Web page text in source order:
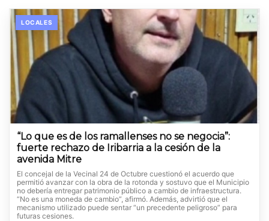
LOCALES
“Lo que es de los ramallenses no se negocia”:
fuerte rechazo de Iribarria a la cesión de la
avenida Mitre
El concejal de la Vecinal 24 de Octubre cuestionó el acuerdo que
permitió avanzar con la obra de la rotonda y sostuvo que el Municipio
no debería entregar patrimonio público a cambio de infraestructura.
“No es una moneda de cambio”, afirmó. Además, advirtió que el
mecanismo utilizado puede sentar “un precedente peligroso” para
futuras cesiones.